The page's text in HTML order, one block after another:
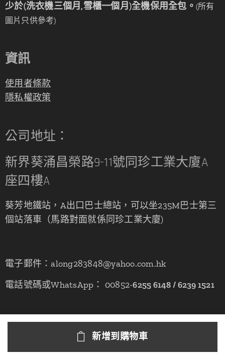
新增到購物車
少於(洗衣機三個月,雪櫃一個月)全機保用全包。 (所有
圖片只供參考)
資訊
使用者條款
隱私權政策
公司地址：
新界葵涌昌榮路9-11號同珍工業大廈A
座四樓A
葵芳地鐵站，A出口巴士總站，可以坐235M巴士第三
個站落車（馬路對面就係同珍工業大廈)
電子郵件：along283848@yahoo.com.hk
電話號碼或WhatsApp： 00852-6255 6148 / 6239 1521